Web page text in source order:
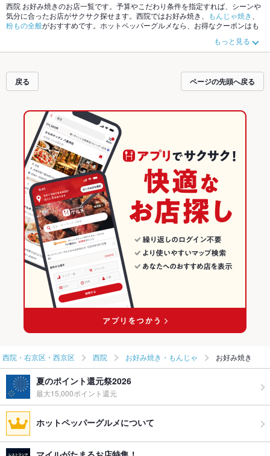
西院 お好み焼きのお店一覧です。予算やこだわり条件を指定すれば、シーンや
気分に合ったお店がサクサク探せます。西院ではお好み焼き、
もんじゃ焼き、
粉もの全般がおすすめです。ホットペッパーグルメなら、お得なクーポンはも
介しているので安心！24時間使える簡単便利なネット予約が使えるお店も拡大
中です。友達どうしの飲み会にも、会社の宴会にも、デートやパーティーにも
もっと見る
戻る ページの先頭へ戻る
院・右京区・西京区 西院 お好み焼き・もんじゃ お好み焼き
夏のポイント還元祭2026
最大15,000ポイント還元
ホットペッパーグルメについて